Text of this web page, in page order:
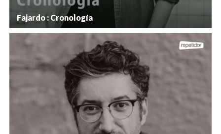
Fajardo : Cronología